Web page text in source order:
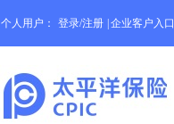
个人用户： 登录/注册 企业客户入口